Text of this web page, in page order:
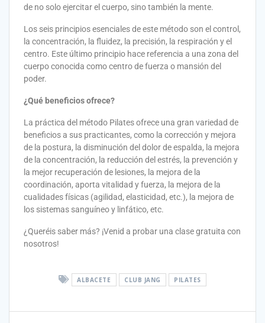
de no solo ejercitar el cuerpo, sino también la mente.
Los seis principios esenciales de este método son el control,
la concentración, la fluidez, la precisión, la respiración y el
centro. Este último principio hace referencia a una zona del
cuerpo conocida como centro de fuerza o mansión del
poder.
¿Qué beneficios ofrece?
La práctica del método Pilates ofrece una gran variedad de
beneficios a sus practicantes, como la corrección y mejora
de la postura, la disminución del dolor de espalda, la mejora
de la concentración, la reducción del estrés, la prevención y
la mejor recuperación de lesiones, la mejora de la
coordinación, aporta vitalidad y fuerza, la mejora de la
cualidades físicas (agilidad, elasticidad, etc.), la mejora de
los sistemas sanguíneo y linfático, etc.
¿Queréis saber más? ¡Venid a probar una clase gratuita con
nosotros!
ALBACETE CLUB JANG PILATES